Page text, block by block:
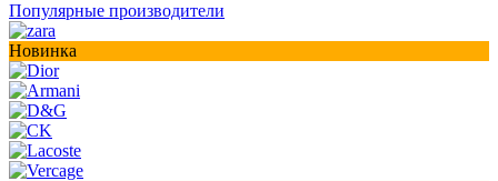
Популярные производители
Новинка